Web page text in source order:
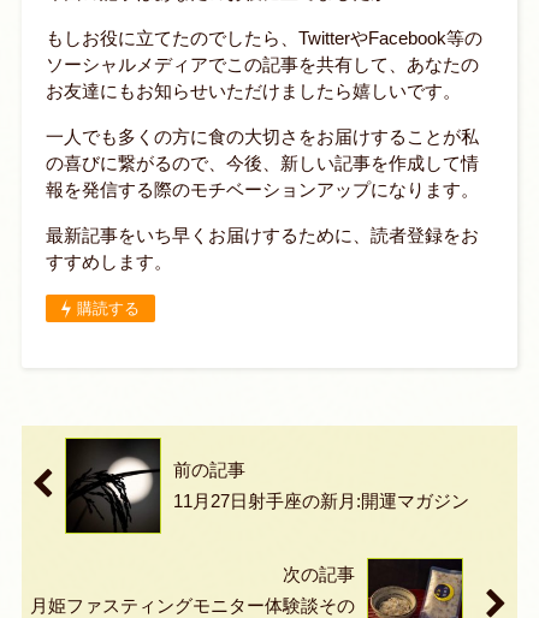
もしお役に立てたのでしたら、TwitterやFacebook等の
ソーシャルメディアでこの記事を共有して、あなたの
お友達にもお知らせいただけましたら嬉しいです。
一人でも多くの方に食の大切さをお届けすることが私
の喜びに繋がるので、今後、新しい記事を作成して情
報を発信する際のモチベーションアップになります。
最新記事をいち早くお届けするために、読者登録をお
すすめします。
購読する
前の記事
11月27日射手座の新月:開運マガジン
次の記事
月姫ファスティングモニター体験談その